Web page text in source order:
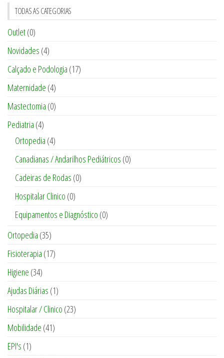
TODAS AS CATEGORIAS
Outlet(0)
Novidades (4)
Calçado e Podologia (17)
Maternidade (4)
Mastectomia (0)
Pediatria (4)
Ortopedia (4)
Canadianas / Andarilhos Pediátricos (0)
Cadeiras de Rodas (0)
Hospitalar Clinico (0)
Equipamentos e Diagnóstico (0)
Ortopedia (35)
Fisioterapia (17)
Higiene (34)
Ajudas Diárias (1)
Hospitalar / Clinico (23)
Mobilidade (41)
EPI's (1)